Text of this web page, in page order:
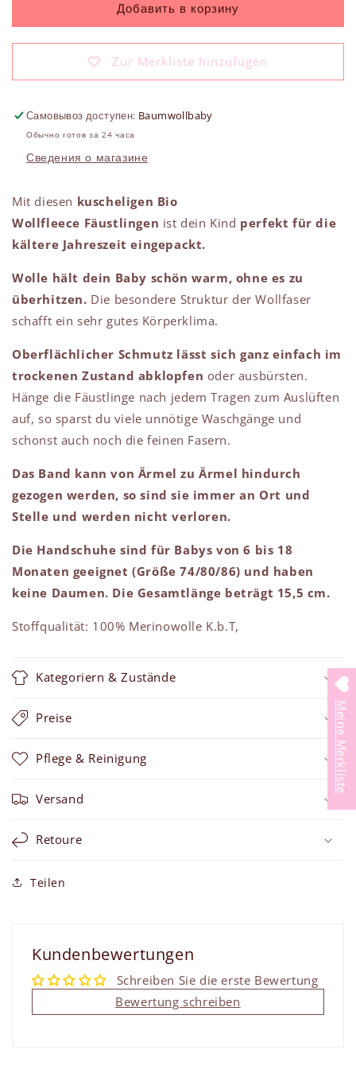
grau
Handschuhe
grau
Добавить в корзину
Zur Merkliste hinzufügen
Самовывоз доступен: Baumwollbaby
Обычно готов за 24 часа
Сведения о магазине
Mit diesen kuscheligen Bio
Wollfleece Fäustlingen ist dein Kind perfekt für die
kältere Jahreszeit eingepackt.
Wolle hält dein Baby schön warm, ohne es zu
überhitzen. Die besondere Struktur der Wollfaser
schafft ein sehr gutes Körperklima.
Oberflächlicher Schmutz lässt sich ganz einfach im
trockenen Zustand abklopfen oder ausbürsten.
Hänge die Fäustlinge nach jedem Tragen zum Auslüften
auf, so sparst du viele unnötige Waschgänge und
schonst auch noch die feinen Fasern.
Das Band kann von Ärmel zu Ärmel hindurch
gezogen werden, so sind sie immer an Ort und
Stelle und werden nicht verloren.
Die Handschuhe sind für Babys von 6 bis 18
Monaten geeignet (Größe 74/80/86) und haben
keine Daumen. Die Gesamtlänge beträgt 15,5 cm.
Stoffqualität: 100% Merinowolle K.b.T,
Kategoriern & Zustände
Preise
Pflege & Reinigung
Versand
Retoure
Teilen
Kundenbewertungen
Schreiben Sie die erste Bewertung
Bewertung schreiben
Meine Merkliste